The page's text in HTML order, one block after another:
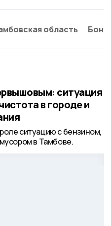
область
ситуация
в городе и
ситуацию с бензином,
в Тамбове.